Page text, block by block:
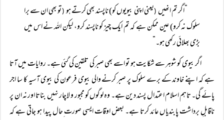
“اگر تم انھیں (یعنی اپنی بیویوں کو) ناپسند بھی کرتے ہو(تو بھی ان سے برا
سلوک نہ کرو) عین ممکن ہے کہ تم ایک چیز کو ناپسند کرو، لیکن اللہ نے اس میں
بڑی بھلائی رکھی ہو۔”
اگر بیوی کو شوہر سے شکایت ہو تو اسے بھی صبر کی تلقین کی گئی ہے۔ روایات میں آتا
ہے کہ اپنے خاوند کے برے سلوک پر صبر کرنے والی بیوی فرعون کی بیوی آسیہ کا سا اجر
پائے گی۔ تاہم اسلام اعتدال پسند دین ہے۔ وہ لوگوں کو مجبور و لاچار نہیں بناتا اور نہ ان پر
ناقابلِ برداشت پابندیاں عائد کرتا ہے۔ بعض اوقات ایسی صورت ِحال پیدا ہو جاتی ہے کہ